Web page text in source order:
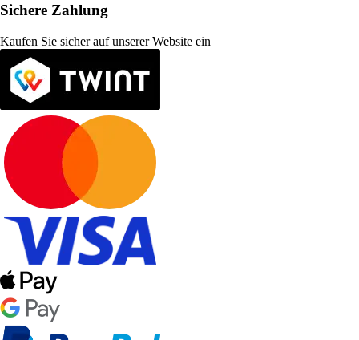
Sichere Zahlung
Kaufen Sie sicher auf unserer Website ein